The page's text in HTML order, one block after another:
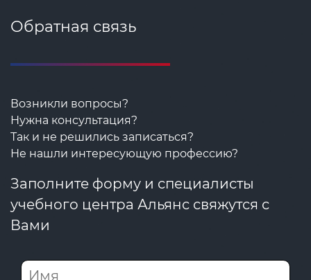
Обратная связь
Возникли вопросы?
Нужна консультация?
Так и не решились записаться?
Не нашли интересующую профессию?
Заполните форму и специалисты
учебного центра Альянс свяжутся с
Вами